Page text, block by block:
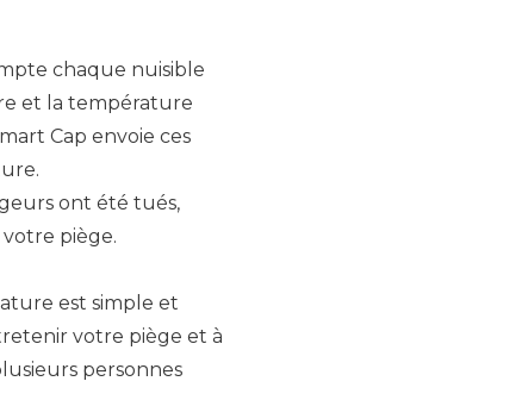
chaque nuisible
et la température
Cap envoie ces
ont été tués,
piège.
est simple et
votre piège et à
personnes